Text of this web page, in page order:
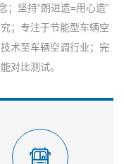
；坚持“朗进造=用心造”
；专注于节能型车辆空
术至车辆空调行业；完
对比测试。